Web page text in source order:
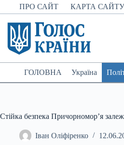
Перейти
до
вмісту
ПРО САЙТ КАРТА САЙТУ
ГОЛОВНА Україна
Стійка безпека Причорномор’я
Іван Оліфіренко